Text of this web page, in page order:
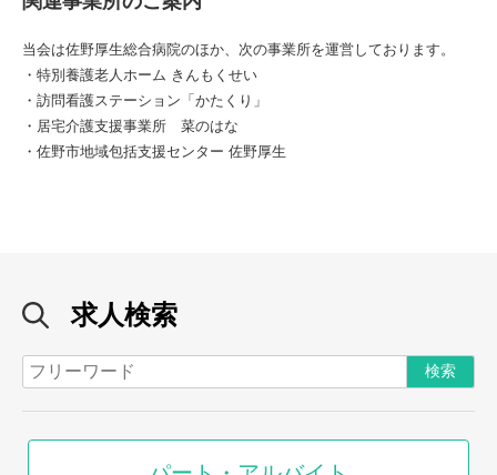
当会は佐野厚生総合病院のほか、次の事業所を運営しております。
・特別養護老人ホーム きんもくせい
・訪問看護ステーション「かたくり」
・居宅介護支援事業所 菜のはな
・佐野市地域包括支援センター 佐野厚生
求人検索